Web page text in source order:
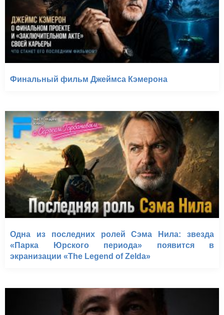
Финальный фильм Джеймса Кэмерона
Одна из последних ролей Сэма Нила: звезда
«Парка Юрского периода» появится в
экранизации «The Legend of Zelda»